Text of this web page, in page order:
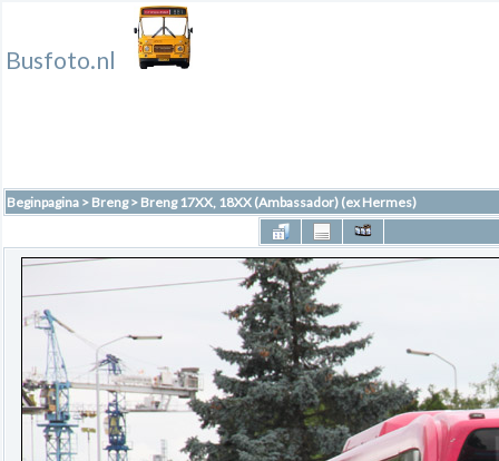
Busfoto.nl
Beginpagina > Breng> Breng 17XX, 18XX (Ambassador) (ex Hermes)